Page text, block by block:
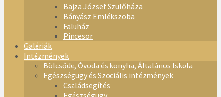
Bajza József Szülőháza
Bányász Emlékszoba
Faluház
Pincesor
Galériák
Intézmények
Bölcsőde, Óvoda és konyha, Általános Iskola
Egészségügy és Szociális intézmények
Családsegítés
Egészségügy